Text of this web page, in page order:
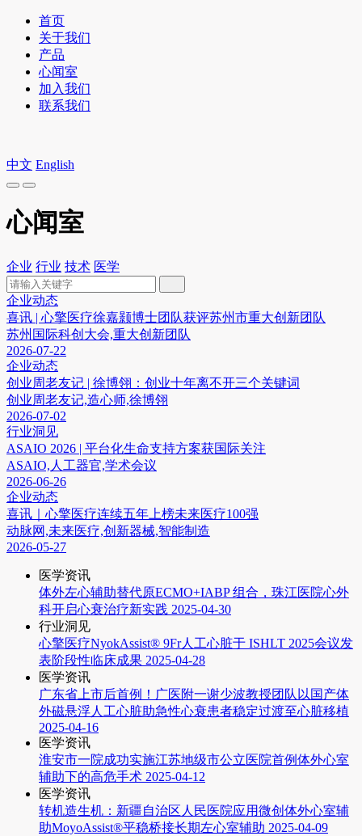
首页
关于我们
产品
心闻室
加入我们
联系我们
中文 English
心闻室
企业 行业 技术 医学
企业动态
喜讯 | 心擎医疗徐嘉颢博士团队获评苏州市重大创新团队
苏州国际科创大会,重大创新团队
2026-07-22
企业动态
创业周老友记 | 徐博翎：创业十年离不开三个关键词
创业周老友记,造心师,徐博翎
2026-07-02
行业洞见
ASAIO 2026 | 平台化生命支持方案获国际关注
ASAIO,人工器官,学术会议
2026-06-26
企业动态
喜讯｜心擎医疗连续五年上榜未来医疗100强
动脉网,未来医疗,创新器械,智能制造
2026-05-27
医学资讯
体外左心辅助替代原ECMO+IABP 组合，珠江医院心外
科开启心衰治疗新实践 2025-04-30
行业洞见
心擎医疗NyokAssist® 9Fr人工心脏于 ISHLT 2025会议发
表阶段性临床成果 2025-04-28
医学资讯
广东省上市后首例！广医附一谢少波教授团队以国产体
外磁悬浮人工心脏助急性心衰患者稳定过渡至心脏移植
2025-04-16
医学资讯
淮安市一院成功实施江苏地级市公立医院首例体外心室
辅助下的高危手术 2025-04-12
医学资讯
转机造生机：新疆自治区人民医院应用微创体外心室辅
助MoyoAssist®平稳桥接长期左心室辅助 2025-04-09